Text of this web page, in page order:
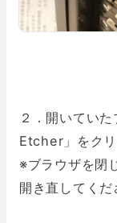
２．開いてい
Etcher」をクリ
※ブラウザを閉
開き直してくだ